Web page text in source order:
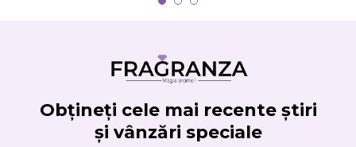
Obțineți cele mai recente știri
și vânzări speciale